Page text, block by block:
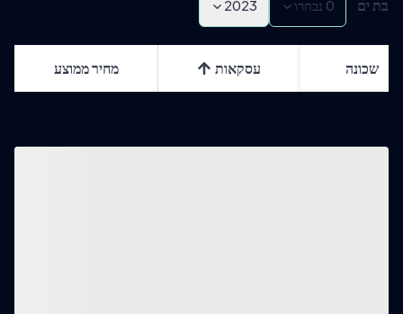
2023 0 נבחרו בת ים
שכונה עסקאות מחיר ממוצע